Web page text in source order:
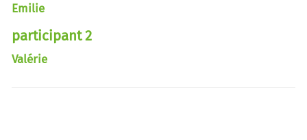
Emilie
participant 2
Valérie